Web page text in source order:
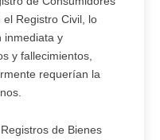
Registro Civil, lo
inmediata y
y fallecimientos,
requerían la
de Bienes